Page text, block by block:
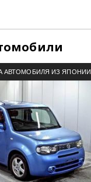
АВТОМОБИЛЯ ИЗ ЯПОНИИ